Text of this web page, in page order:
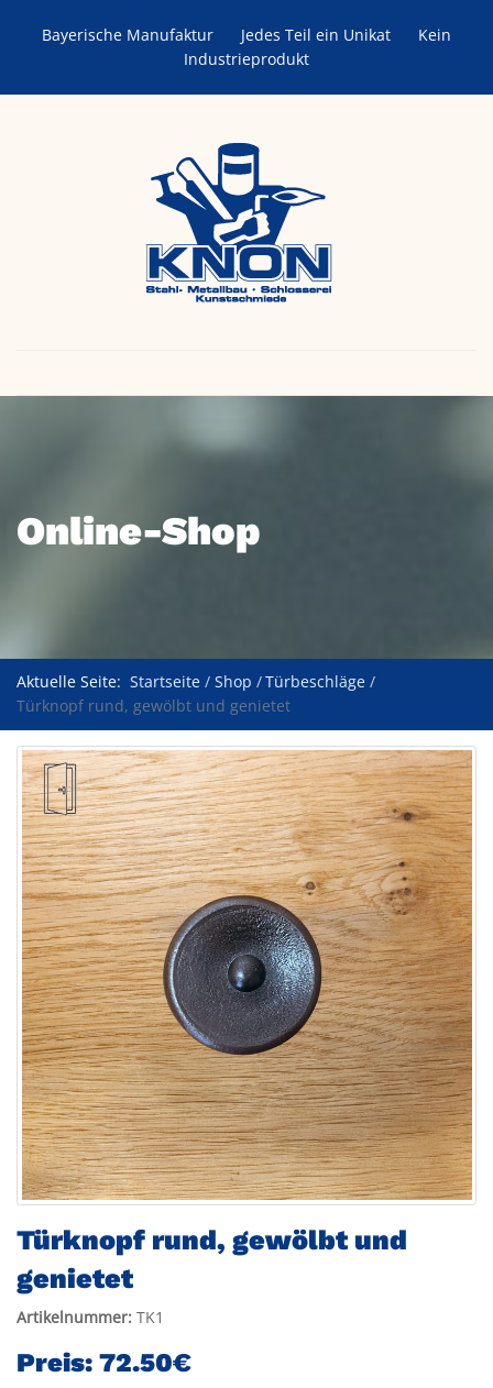
Bayerische Manufaktur Jedes Teil ein Unikat
Kein
Industrieprodukt
Online-Shop
Aktuelle Seite: Startseite Shop
Türbeschläge
Türknopf rund, gewölbt und genietet
Türknopf rund, gewölbt und
genietet
Artikelnummer: TK1
Preis: 72.50€